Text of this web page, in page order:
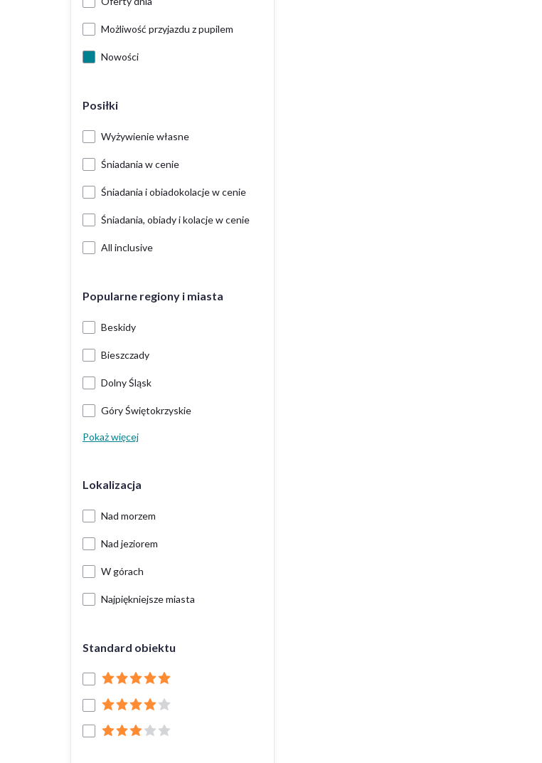
Możliwość przyjazdu z pupilem
Nowości
Posiłki
Wyżywienie własne
Śniadania w cenie
Śniadania i obiadokolacje w cenie
Śniadania, obiady i kolacje w cenie
All inclusive
Popularne regiony i miasta
Beskidy
Bieszczady
Dolny Śląsk
Góry Świętokrzyskie
Pokaż więcej
Lokalizacja
Nad morzem
Nad jeziorem
W górach
Najpiękniejsze miasta
Standard obiektu